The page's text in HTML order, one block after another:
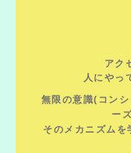
アク
人にやっ
無限の意識(コン
ー
そのメカニズムを